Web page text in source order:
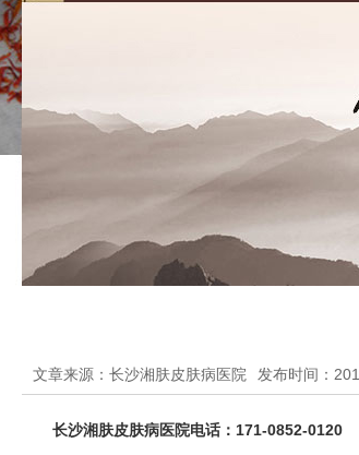
文章来源：长沙湘肤皮肤病医院 发布时间：
长沙湘肤皮肤病医院电话：171-0852-0120